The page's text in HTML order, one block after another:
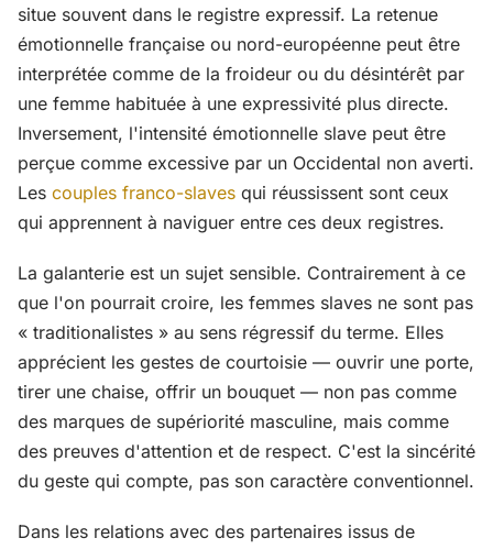
situe souvent dans le registre expressif. La retenue
émotionnelle française ou nord-européenne peut être
interprétée comme de la froideur ou du désintérêt par
une femme habituée à une expressivité plus directe.
Inversement, l'intensité émotionnelle slave peut être
perçue comme excessive par un Occidental non averti.
Les couples franco-slaves qui réussissent sont ceux
qui apprennent à naviguer entre ces deux registres.
La galanterie est un sujet sensible. Contrairement à ce
que l'on pourrait croire, les femmes slaves ne sont pas
« traditionalistes » au sens régressif du terme. Elles
apprécient les gestes de courtoisie — ouvrir une porte,
tirer une chaise, offrir un bouquet — non pas comme
des marques de supériorité masculine, mais comme
des preuves d'attention et de respect. C'est la sincérité
du geste qui compte, pas son caractère conventionnel.
Dans les relations avec des partenaires issus de